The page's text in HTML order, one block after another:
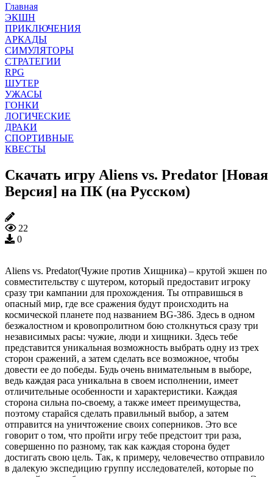
Главная
ЭКШН
ПРИКЛЮЧЕНИЯ
АРКАДЫ
СИМУЛЯТОРЫ
СТРАТЕГИИ
RPG
ШУТЕР
УЖАСЫ
ГОНКИ
ЛОГИЧЕСКИЕ
ДРАКИ
СПОРТИВНЫЕ
КВЕСТЫ
Скачать игру Aliens vs. Predator [Новая
Версия] на ПК (на Русском)
22
0
Aliens vs. Predator(Чужие против Хищника) – крутой экшен по
совместительству с шутером, который предоставит игроку
сразу три кампании для прохождения. Ты отправишься в
опасный мир, где все сражения будут происходить на
космической планете под названием BG-386. Здесь в одном
безжалостном и кровопролитном бою столкнуться сразу три
независимых расы: чужие, люди и хищники. Здесь тебе
представится уникальная возможность выбрать одну из трех
сторон сражений, а затем сделать все возможное, чтобы
довести ее до победы. Будь очень внимательным в выборе,
ведь каждая раса уникальна в своем исполнении, имеет
отличительные особенности и характеристики. Каждая
сторона сильна по-своему, а также имеет преимущества,
поэтому старайся сделать правильный выбор, а затем
отправится на уничтожение своих соперников. Это все
говорит о том, что пройти игру тебе предстоит три раза,
совершенно по разному, так как каждая сторона будет
достигать свою цель. Так, к примеру, человечество отправило
в далекую экспедицию группу исследователей, которые по